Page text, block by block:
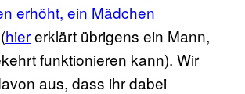
erhöht, ein Mädchen
(hiererklärt übrigens ein Mann,
funktionieren kann). Wir
aus, dass ihr dabei